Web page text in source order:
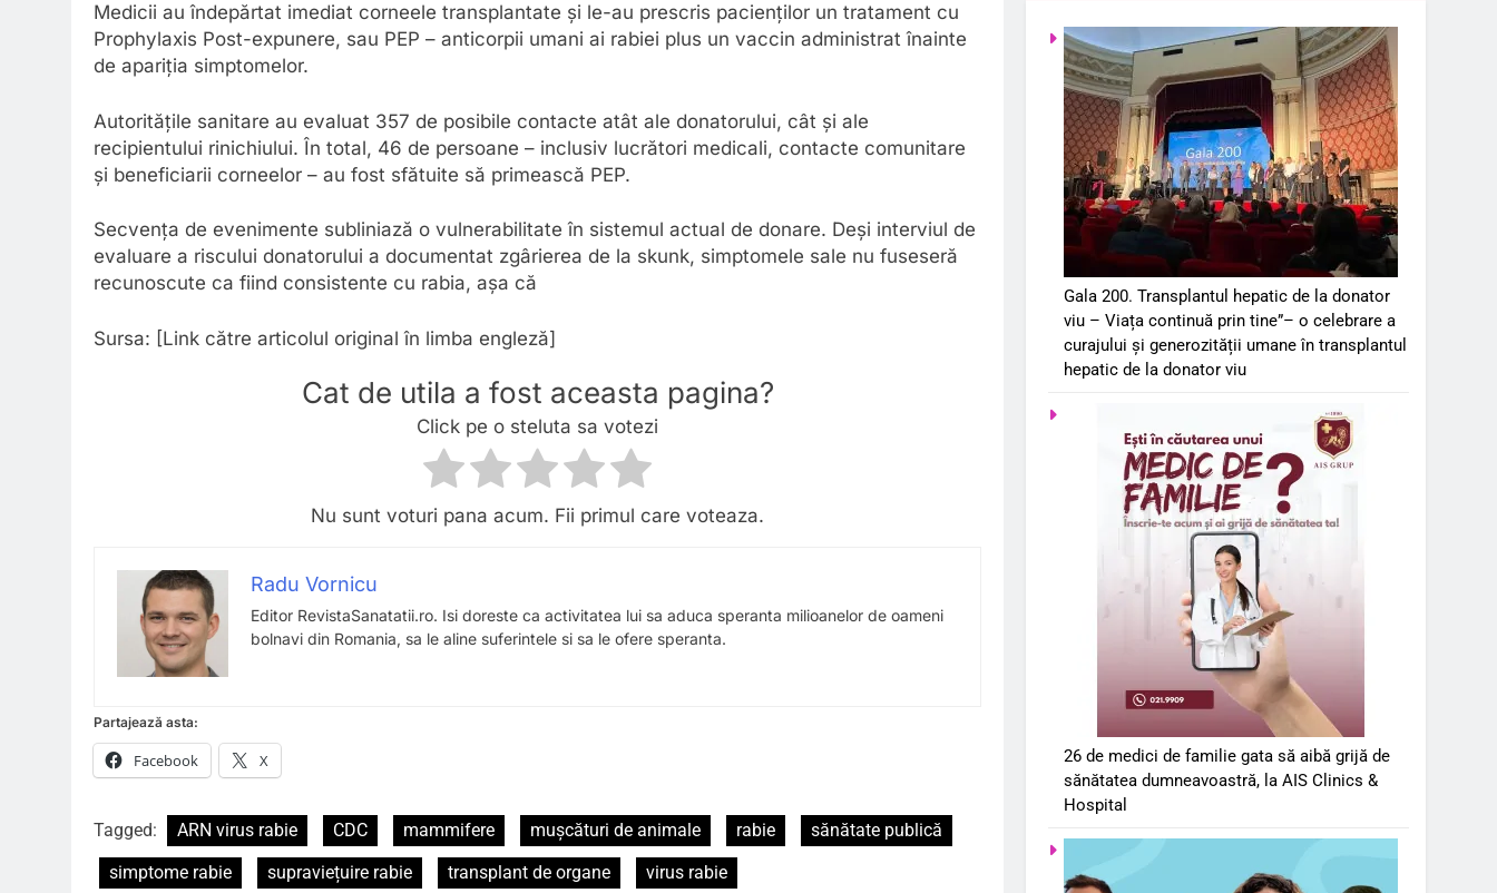
Medicii au îndepărtat imediat corneele transplantate și le-au prescris pacienților un tratament cu
Prophylaxis Post-expunere, sau PEP – anticorpii umani ai rabiei plus un vaccin administrat înainte
de apariția simptomelor.
Autoritățile sanitare au evaluat 357 de posibile contacte atât ale donatorului, cât și ale
recipientului rinichiului. În total, 46 de persoane – inclusiv lucrători medicali, contacte comunitare
și beneficiarii corneelor – au fost sfătuite să primească PEP.
Secvența de evenimente subliniază o vulnerabilitate în sistemul actual de donare. Deși interviul de
evaluare a riscului donatorului a documentat zgârierea de la skunk, simptomele sale nu fuseseră
recunoscute ca fiind consistente cu rabia, așa că
Sursa: [Link către articolul original în limba engleză]
Cat de utila a fost aceasta pagina?
Click pe o steluta sa votezi
Nu sunt voturi pana acum. Fii primul care voteaza.
Radu Vornicu
Editor RevistaSanatatii.ro. Isi doreste ca activitatea lui sa aduca speranta milioanelor de oameni
bolnavi din Romania, sa le aline suferintele si sa le ofere speranta.
Partajează asta:
Facebook X
Tagged: ARN virus rabie CDC mammifere mușcături de animale rabie
sănătate publică
simptome rabie
supraviețuire rabie transplant de organe virus rabie
Gala 200. Transplantul hepatic de la donator
viu – Viața continuă prin tine”– o celebrare a
curajului și generozității umane în transplantul
hepatic de la donator viu
26 de medici de familie gata să aibă grijă de
sănătatea dumneavoastră, la AIS Clinics &
Hospital